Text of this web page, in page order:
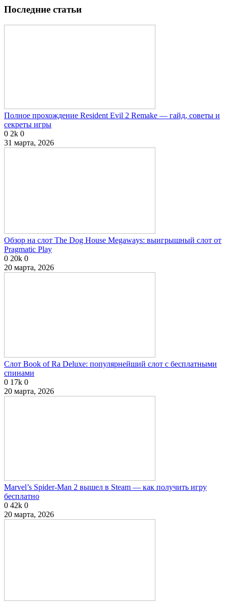
Последние статьи
Полное прохождение Resident Evil 2 Remake — гайд, советы и
секреты игры
0 2k 0
31 марта, 2026
Обзор на слот The Dog House Megaways: выигрышный слот от
Pragmatic Play
0 20k 0
20 марта, 2026
Слот Book of Ra Deluxe: популярнейший слот с бесплатными
спинами
0 17k 0
20 марта, 2026
Marvel’s Spider-Man 2 вышел в Steam — как получить игру
бесплатно
0 42k 0
20 марта, 2026